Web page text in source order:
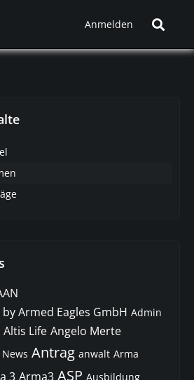
Anmelden
by Armed Eagles GmbH Admin
Altis Life Angelo Merte
Antrag anwalt Arma
3 Arma3 ASP Ausbildung